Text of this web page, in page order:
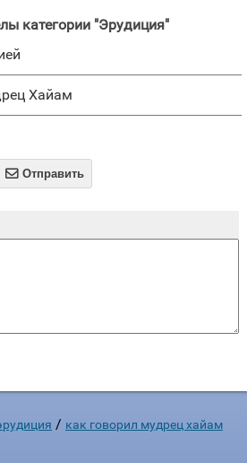
категории "Эрудиция"
Хайам
 Отправить
/ как говорил мудрец хайам